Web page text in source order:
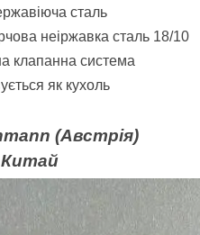
сталь
неіржавка сталь 18/10
клапанна система
як кухоль
n (Австрія)
Китай